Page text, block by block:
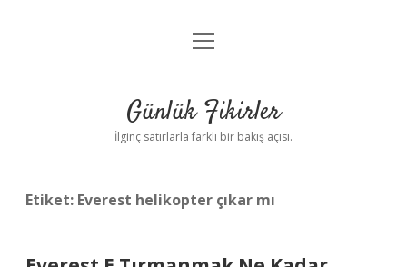
Anasayfa
Yasal Uyarı
menüyü
Günlük Fikirler
İlginç satırlarla farklı bir bakış açısı.
Etiket: Everest helikopter çıkar mı